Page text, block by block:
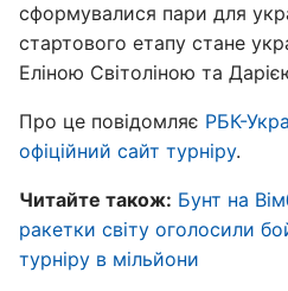
сформувалися пари для
стартового етапу стане
Еліною Світоліною та
Про це повідомляє РБК-
офіційний сайт турніру.
Читайте також: Бунт на
ракетки світу оголосили
турніру в мільйони